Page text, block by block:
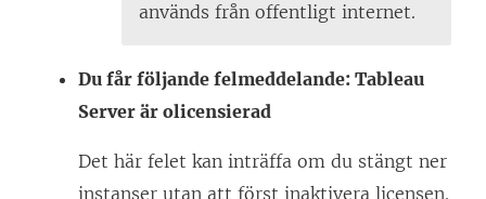
används från offentligt internet.
Du får följande felmeddelande: Tableau
Server är olicensierad
Det här felet kan inträffa om du stängt ner
instanser utan att först inaktivera licensen.